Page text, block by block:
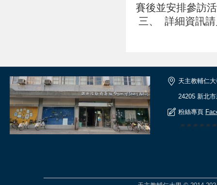
賽後並安排參訪
三、 詳細資訊
天主教輔仁
24205 新北
粉絲專頁